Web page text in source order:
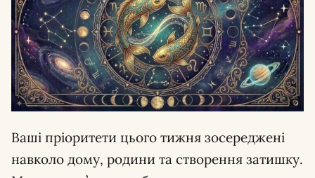
Ваші пріоритети цього тижня зосереджені
навколо дому, родини та створення затишку.